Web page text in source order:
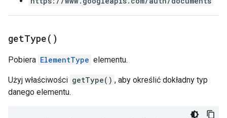
getType( )
Pobiera ElementType elementu.
Użyj właściwości getType() , aby określić dokładny typ
danego elementu.